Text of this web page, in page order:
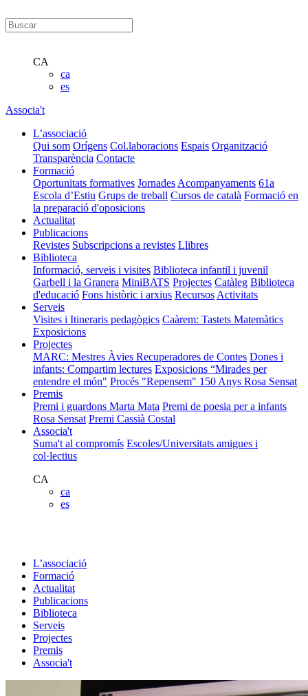
CA
ca
es
Associa't
L’associació
Qui som Orígens Col.laboracions Espais Organització
Transparència Contacte
Formació
Oportunitats formatives Jornades Acompanyaments 61a
Escola d’Estiu Grups de treball Cursos de català Formació en
la preparació d'oposicions
Actualitat
Publicacions
Revistes Subscripcions a revistes Llibres
Biblioteca
Informació, serveis i visites Biblioteca infantil i juvenil
Garbell i la Granera MiniBATS Projectes Catàleg Biblioteca
d'educació Fons històric i arxius Recursos Activitats
Serveis
Visites i Itineraris pedagògics Caàrem: Tastets Matemàtics
Exposicions
Projectes
MARC: Mestres Àvies Recuperadores de Contes Dones i
infants: Compartim lectures Exposicions “Mirades per
entendre el món" Procés "Repensem" 150 Anys Rosa Sensat
Premis
Premi i guardons Marta Mata Premi de poesia per a infants
Rosa Sensat Premi Cassià Costal
Associa't
Suma't al compromís Escoles/Universitats amigues i
col·lectius
CA
ca
es
L’associació
Formació
Actualitat
Publicacions
Biblioteca
Serveis
Projectes
Premis
Associa't